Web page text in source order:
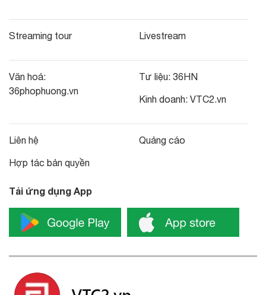
Streaming tour Livestream
Văn hoá:
36phophuong.vn
Tư liệu: 36HN
Kinh doanh: VTC2.vn
Liên hệ
Hợp tác bản quyền
Quảng cáo
Tải ứng dụng App